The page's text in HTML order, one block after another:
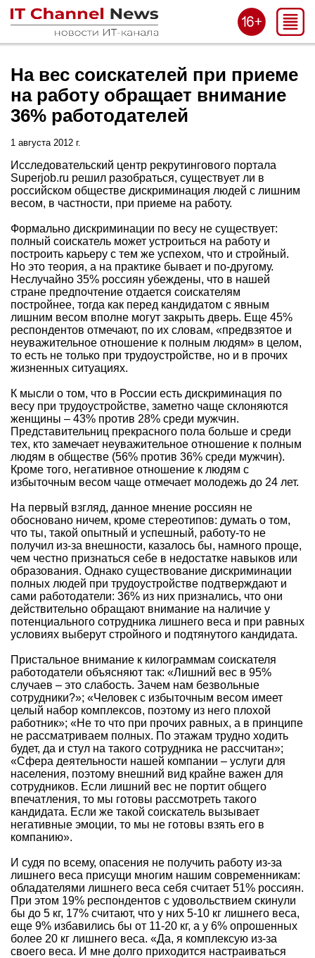
На вес соискателей при приеме
на работу обращает внимание
36% работодателей
1 августа 2012 г.
Исследовательский центр рекрутингового портала
Superjob.ru решил разобраться, существует ли в
российском обществе дискриминация людей с лишним
весом, в частности, при приеме на работу.
Формально дискриминации по весу не существует:
полный соискатель может устроиться на работу и
построить карьеру с тем же успехом, что и стройный.
Но это теория, а на практике бывает и по-другому.
Неслучайно 35% россиян убеждены, что в нашей
стране предпочтение отдается соискателям
постройнее, тогда как перед кандидатом с явным
лишним весом вполне могут закрыть дверь. Еще 45%
респондентов отмечают, по их словам, «предвзятое и
неуважительное отношение к полным людям» в целом,
то есть не только при трудоустройстве, но и в прочих
жизненных ситуациях.
К мысли о том, что в России есть дискриминация по
весу при трудоустройстве, заметно чаще склоняются
женщины – 43% против 28% среди мужчин.
Представительниц прекрасного пола больше и среди
тех, кто замечает неуважительное отношение к полным
людям в обществе (56% против 36% среди мужчин).
Кроме того, негативное отношение к людям с
избыточным весом чаще отмечает молодежь до 24 лет.
На первый взгляд, данное мнение россиян не
обосновано ничем, кроме стереотипов: думать о том,
что ты, такой опытный и успешный, работу-то не
получил из-за внешности, казалось бы, намного проще,
чем честно признаться себе в недостатке навыков или
образования. Однако существование дискриминации
полных людей при трудоустройстве подтверждают и
сами работодатели: 36% из них признались, что они
действительно обращают внимание на наличие у
потенциального сотрудника лишнего веса и при равных
условиях выберут стройного и подтянутого кандидата.
Пристальное внимание к килограммам соискателя
работодатели объясняют так: «Лишний вес в 95%
случаев – это слабость. Зачем нам безвольные
сотрудники?»; «Человек с избыточным весом имеет
целый набор комплексов, поэтому из него плохой
работник»; «Не то что при прочих равных, а в принципе
не рассматриваем полных. По этажам трудно ходить
будет, да и стул на такого сотрудника не рассчитан»;
«Сфера деятельности нашей компании – услуги для
населения, поэтому внешний вид крайне важен для
сотрудников. Если лишний вес не портит общего
впечатления, то мы готовы рассмотреть такого
кандидата. Если же такой соискатель вызывает
негативные эмоции, то мы не готовы взять его в
компанию».
И судя по всему, опасения не получить работу из-за
лишнего веса присущи многим нашим современникам:
обладателями лишнего веса себя считает 51% россиян.
При этом 19% респондентов с удовольствием скинули
бы до 5 кг, 17% считают, что у них 5-10 кг лишнего веса,
еще 9% избавились бы от 11-20 кг, а у 6% опрошенных
более 20 кг лишнего веса. «Да, я комплексую из-за
своего веса. И мне долго приходится настраиваться